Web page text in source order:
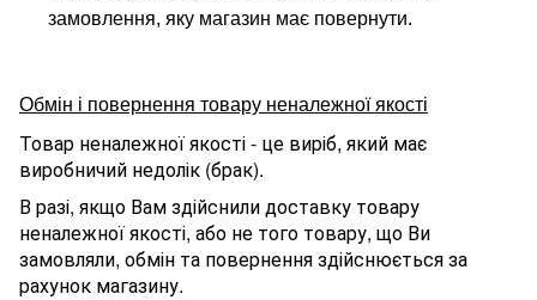
замовлення, яку магазин має повернути.
Обмін і повернення товару неналежної якості
Товар неналежної якості - це виріб, який має
виробничий недолік (брак).
В разі, якщо Вам здійснили доставку товару
неналежної якості, або не того товару, що Ви
замовляли, обмін та повернення здійснюється за
рахунок магазину.